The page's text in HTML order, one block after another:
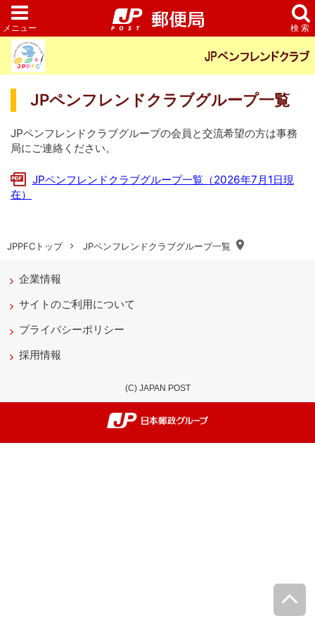
JPPFCトップ JPペンフレンドクラブグループ一覧
JPペンフレンドクラブグループ一覧
JPペンフレンドクラブグループの会員と交流希望の方は事務
局にご連絡ください。
JPペンフレンドクラブグループ一覧（2026年7月1日現
在）
企業情報
サイトのご利用について
プライバシーポリシー
採用情報
(C) JAPAN POST